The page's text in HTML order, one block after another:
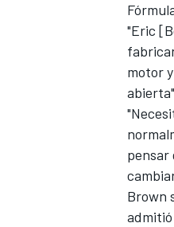
MÁS
"Eric
motor
pensar
Brown